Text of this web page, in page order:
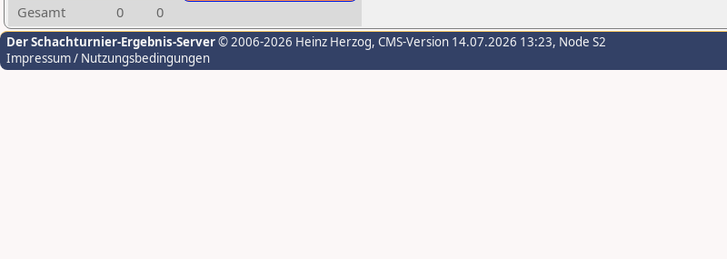
Gesamt
0 0
Der Schachturnier-Ergebnis-Server© 2006-2026 Heinz Herzog, CMS-Version 14.07.2026 13:23, Node S2
Impressum / Nutzungsbedingungen